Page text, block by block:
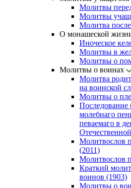
Молитвы
Молитвы
Молитва
О монашеской
Иноческое
Молитвы в
Молитвы о
Молитвы о воинах
Молитва
на воинской
Молитвы о
Последование
молебнаго
певаемаго в
Молитвослов
(2011)
Молитвослов
Краткий
воинов (1903)
Молитвы о